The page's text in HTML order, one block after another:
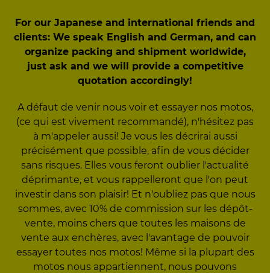
For our Japanese and international friends and
clients: We speak English and German, and can
organize packing and shipment worldwide,
just ask and we will provide a competitive
quotation accordingly!
A défaut de venir nous voir et essayer nos motos,
(ce qui est vivement recommandé), n'hésitez pas
à m'appeler aussi! Je vous les décrirai aussi
précisément que possible, afin de vous décider
sans risques. Elles vous feront oublier l'actualité
déprimante, et vous rappelleront que l'on peut
investir dans son plaisir! Et n'oubliez pas que nous
sommes, avec 10% de commission sur les dépôt-
vente, moins chers que toutes les maisons de
vente aux enchères, avec l'avantage de pouvoir
essayer toutes nos motos! Même si la plupart des
motos nous appartiennent, nous pouvons